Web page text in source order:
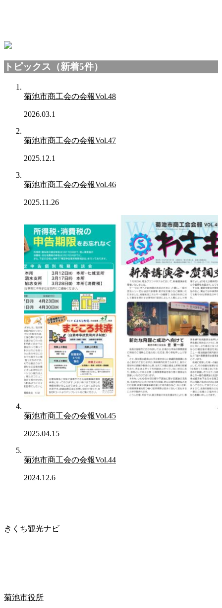
トピックス（新着5件）
菊池市商工会の会報Vol.48
2026.03.1
菊池市商工会の会報Vol.47
2025.12.1
菊池市商工会の会報Vol.46
2025.11.26
菊池市商工会の会報Vol.45
2025.04.15
菊池市商工会の会報Vol.44
2024.12.6
きくち観光ナビ
菊池市役所